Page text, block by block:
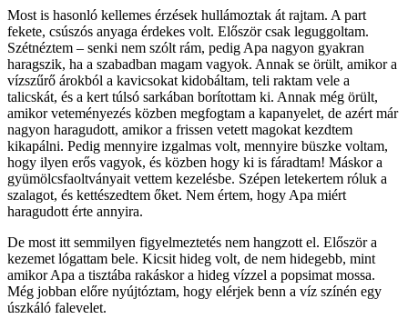
Most is hasonló kellemes érzések hullámoztak át rajtam. A part
fekete, csúszós anyaga érdekes volt. Először csak leguggoltam.
Szétnéztem – senki nem szólt rám, pedig Apa nagyon gyakran
haragszik, ha a szabadban magam vagyok. Annak se örült, amikor a
vízszűrő árokból a kavicsokat kidobáltam, teli raktam vele a
talicskát, és a kert túlsó sarkában borítottam ki. Annak még örült,
amikor veteményezés közben megfogtam a kapanyelet, de azért már
nagyon haragudott, amikor a frissen vetett magokat kezdtem
kikapálni. Pedig mennyire izgalmas volt, mennyire büszke voltam,
hogy ilyen erős vagyok, és közben hogy ki is fáradtam! Máskor a
gyümölcsfaoltványait vettem kezelésbe. Szépen letekertem róluk a
szalagot, és kettészedtem őket. Nem értem, hogy Apa miért
haragudott érte annyira.
De most itt semmilyen figyelmeztetés nem hangzott el. Először a
kezemet lógattam bele. Kicsit hideg volt, de nem hidegebb, mint
amikor Apa a tisztába rakáskor a hideg vízzel a popsimat mossa.
Még jobban előre nyújtóztam, hogy elérjek benn a víz színén egy
úszkáló falevelet.